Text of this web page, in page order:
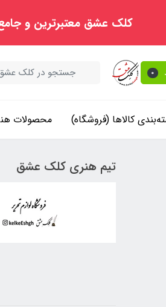
کلک عشق معتبرترین و
0
کالاها (فروشگاه) محصولات
تیم هنری کلک عشق